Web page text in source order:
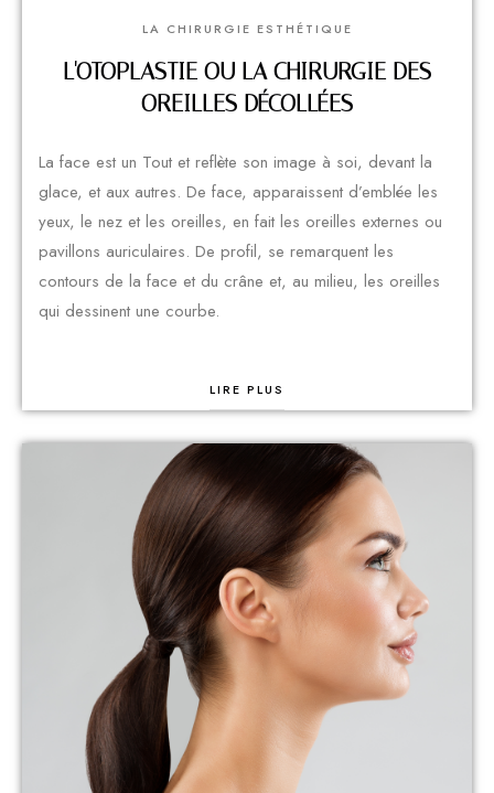
LA CHIRURGIE ESTHÉTIQUE
L'OTOPLASTIE OU LA CHIRURGIE DES
OREILLES DÉCOLLÉES
La face est un Tout et reflète son image à soi, devant la
glace, et aux autres. De face, apparaissent d’emblée les
yeux, le nez et les oreilles, en fait les oreilles externes ou
pavillons auriculaires. De profil, se remarquent les
contours de la face et du crâne et, au milieu, les oreilles
qui dessinent une courbe.
LIRE PLUS